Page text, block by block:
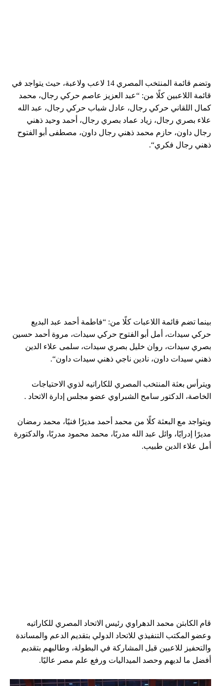
وتضم قائمة المنتخب المصري 14 لاعب ولاعبة، حيث يتواجد في
قائمة اللاعبين كلًا من: “عبد العزيز عاصم حركي رجال، محمد
كمال اللقاني حركي رجال، عادل شباب حركي رجال، عبد الله
علاء بصري رجال، زياد عماد بصري رجال، أحمد وحيد ذهني
رجال داون، حازم محمد ذهني رجال داون، مصطفى أبو الفتوح
ذهني رجال فكري“.
بينما تضم قائمة اللاعبات كلًا من: “فاطمة أحمد عبد البديع
حركي سيدات، أمل أبو الفتوح حركي سيدات، مروة أحمد حسين
بصري سيدات، روان خليل بصري سيدات، سلمى علاء الدين
ذهني سيدات داون، نادين ناجي ذهني سيدات داون“.
ويترأس بعثة المنتخب المصري للكاراتيه لذوي الاحتياجات
الخاصة، الدكتور سامح الشبراوي عضو مجلس إدارة الاتحاد .
ويتواجد مع البعثة كلًا من محمد أحمد مديرًا فنيًا، محمد رمضان
مديرًا إدرايًا، وائل عبد الله مدربًا، محمد محمود مدربًا، والدكتورة
أمل علاء الدين طبيب.
قام الكابتن محمد الدهراوي رئيس الاتحاد المصري للكاراتيه
وعضو المكتب التنفيذي للاتحاد الدولي بتقديم الدعم والمساندة
والتحفيز للاعبين قبل المشاركة في البطولة، وطالبهم بتقديم
أفضل ما لديهم وحصد الميداليات ورفع علم مصر عاليًا.